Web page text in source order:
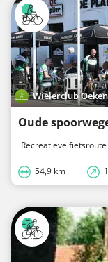
Wielerclub
Oude
Recreatieve fietsroute
54,9 km